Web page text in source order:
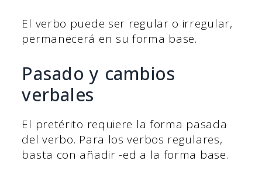
El verbo puede ser regular o irregular,
permanecerá en su forma base.
Pasado y cambios
verbales
El pretérito requiere la forma pasada
del verbo. Para los verbos regulares,
basta con añadir -ed a la forma base.